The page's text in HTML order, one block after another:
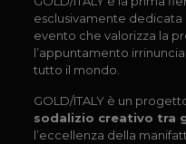
esclusivamente dedicata
evento che valorizza la
l’appuntamento
tutto il mondo.
GOLD/ITALY è un
sodalizio creativo tra
l’eccellenza della